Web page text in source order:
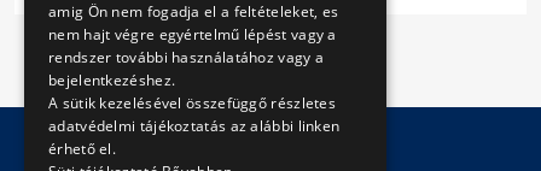
amig Ön nem fogadja el a feltételeket, es
nem hajt végre egyértelmű lépést vagy a
rendszer további használatához vagy a
bejelentkezéshez.
A sütik kezelésével összefüggő részletes
adatvédelmi tájékoztatás az alábbi linken
érhető el.